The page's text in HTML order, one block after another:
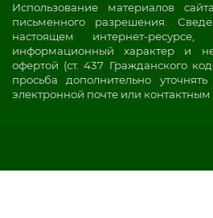
Использование материалов
письменного разрешения.
настоящем интернет-ресурсе,
информационный характер и
офертой (ст. 437 Гражданского
просьба дополнительно
электронной почте или